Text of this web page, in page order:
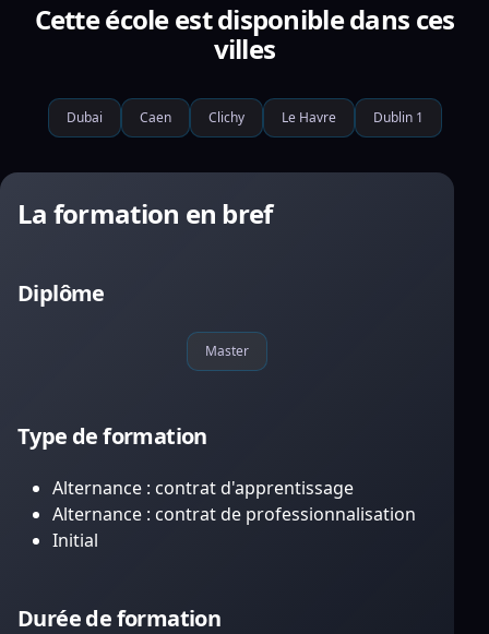
Cette école est disponible dans ces
villes
Dubai Caen Clichy Le Havre Dublin 1
La formation en bref
Diplôme
Master
Type de formation
Alternance : contrat d'apprentissage
Alternance : contrat de professionnalisation
Initial
Durée de formation